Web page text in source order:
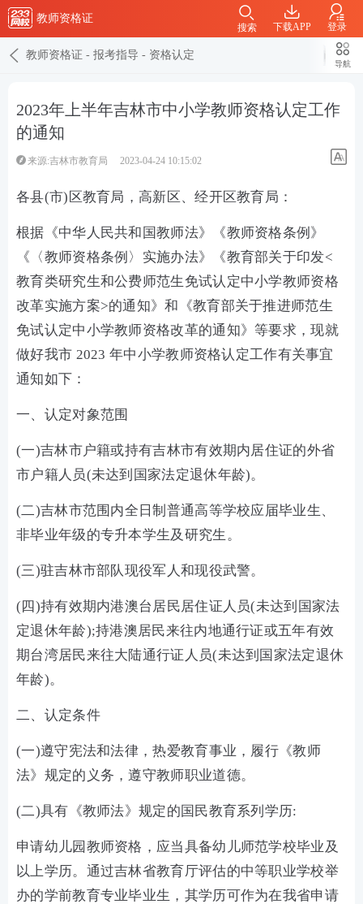
教师资格证
下载APP 登录
搜索
教师资格证 - 报考指导 - 资格认定
导航
2023年上半年吉林市中小学教师资格认定工作
的通知
来源:吉林市教育局 2023-04-24 10:15:02
各县(市)区教育局，高新区、经开区教育局：
根据《中华人民共和国教师法》《教师资格条例》
《〈教师资格条例〉实施办法》《教育部关于印发<
教育类研究生和公费师范生免试认定中小学教师资格
改革实施方案>的通知》和《教育部关于推进师范生
免试认定中小学教师资格改革的通知》等要求，现就
做好我市 2023 年中小学教师资格认定工作有关事宜
通知如下：
一、认定对象范围
(一)吉林市户籍或持有吉林市有效期内居住证的外省
市户籍人员(未达到国家法定退休年龄)。
(二)吉林市范围内全日制普通高等学校应届毕业生、
非毕业年级的专升本学生及研究生。
(三)驻吉林市部队现役军人和现役武警。
(四)持有效期内港澳台居民居住证人员(未达到国家法
定退休年龄);持港澳居民来往内地通行证或五年有效
期台湾居民来往大陆通行证人员(未达到国家法定退休
年龄)。
二、认定条件
(一)遵守宪法和法律，热爱教育事业，履行《教师
法》规定的义务，遵守教师职业道德。
(二)具有《教师法》规定的国民教育系列学历:
申请幼儿园教师资格，应当具备幼儿师范学校毕业及
以上学历。通过吉林省教育厅评估的中等职业学校举
办的学前教育专业毕业生，其学历可作为在我省申请